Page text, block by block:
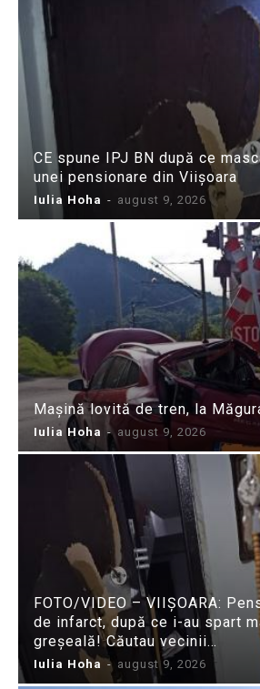
CE spune IPJ BN după ce
unei pensionare din Viișoara
Iulia Hoha - august 9, 2026
Mașină lovită de tren, la
Iulia Hoha - august 9, 2026
FOTO/VIDEO – VIIȘOARA:
de infarct, după ce i-au spart
greșeală! Căutau vecinii…
Iulia Hoha - august 9, 2026